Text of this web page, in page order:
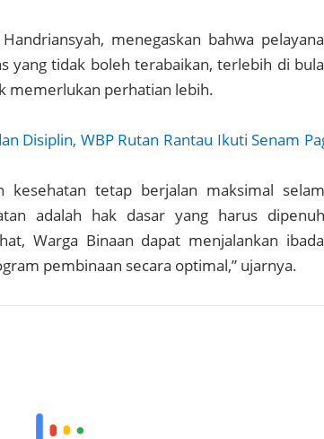
menegaskan bahwa
yang tidak boleh terabaikan, terlebih di
memerlukan perhatian lebih.
Disiplin, WBP Rutan Rantau Ikuti Senam
kesehatan tetap berjalan maksimal
adalah hak dasar yang harus
Warga Binaan dapat menjalankan
pembinaan secara optimal,” ujarnya.